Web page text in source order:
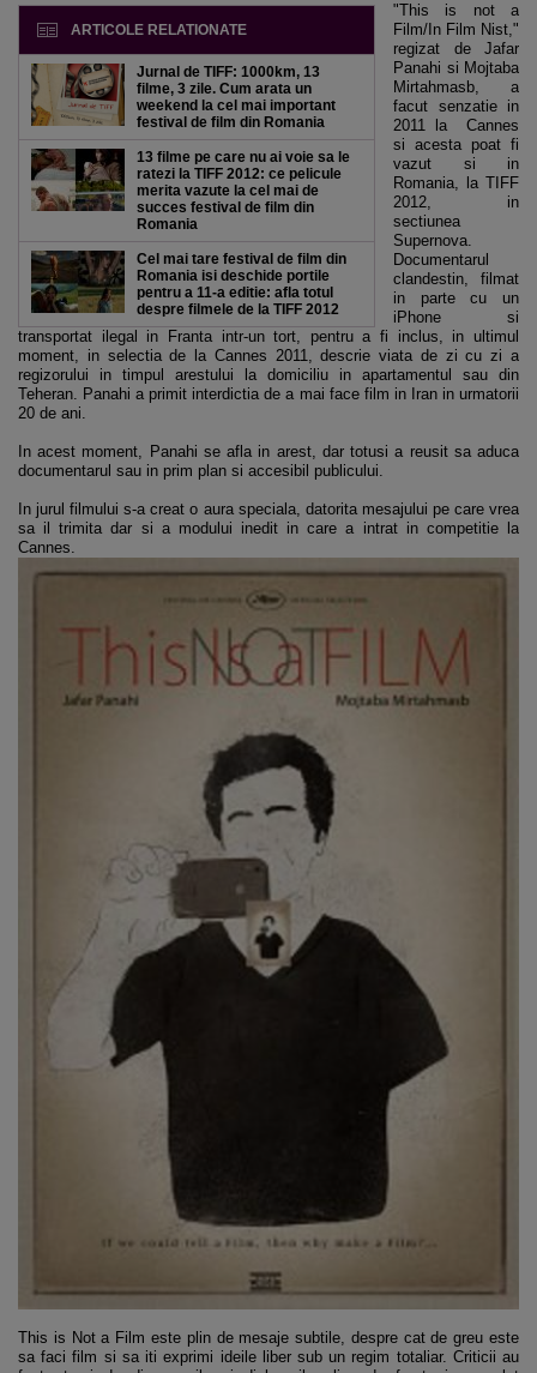
ARTICOLE RELATIONATE
Jurnal de TIFF: 1000km, 13
filme, 3 zile. Cum arata un
weekend la cel mai important
festival de film din Romania
13 filme pe care nu ai voie sa le
ratezi la TIFF 2012: ce pelicule
merita vazute la cel mai de
succes festival de film din
Romania
Cel mai tare festival de film din
Romania isi deschide portile
pentru a 11-a editie: afla totul
despre filmele de la TIFF 2012
"This is not a
Film/In Film Nist,"
regizat de Jafar
Panahi si Mojtaba
Mirtahmasb, a
facut senzatie in
2011 la Cannes
si acesta poat fi
vazut si in
Romania, la TIFF
2012, in
sectiunea
Supernova.
Documentarul
clandestin, filmat
in parte cu un
iPhone si
transportat ilegal in Franta intr-un tort, pentru a fi inclus, in ultimul
moment, in selectia de la Cannes 2011, descrie viata de zi cu zi a
regizorului in timpul arestului la domiciliu in apartamentul sau din
Teheran. Panahi a primit interdictia de a mai face film in Iran in urmatorii
20 de ani.
In acest moment, Panahi se afla in arest, dar totusi a reusit sa aduca
documentarul sau in prim plan si accesibil publicului.
In jurul filmului s-a creat o aura speciala, datorita mesajului pe care vrea
sa il trimita dar si a modului inedit in care a intrat in competitie la
Cannes.
This is Not a Film este plin de mesaje subtile, despre cat de greu este
sa faci film si sa iti exprimi ideile liber sub un regim totaliar. Criticii au